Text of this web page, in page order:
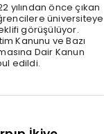
yılından önce çıkan
üniversiteye
görüşülüyor.
Kanunu ve Bazı
Dair Kanun
edildi.